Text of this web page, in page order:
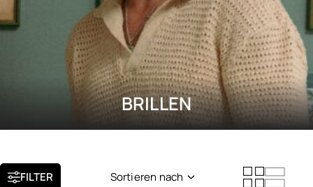
BRILLEN
FILTER Sortieren nach